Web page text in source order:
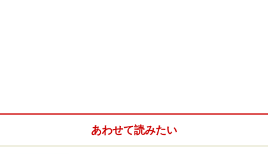
くことに対する考え方は様々。周りから、「0歳から預
けるなんて、かわいそう」という言葉をかけられること
も、1度や2度ならずあるかもしれません。特に母親にと
あわせて読みたい